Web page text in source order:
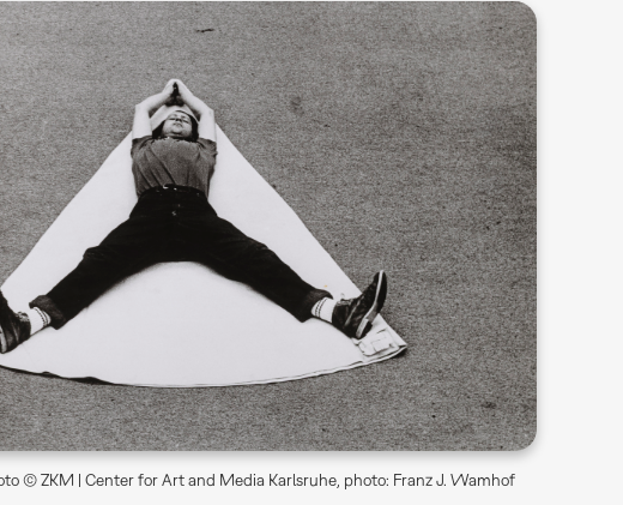
© ZKM | Center for Art and Media Karlsruhe, photo: Franz J. Wamhof